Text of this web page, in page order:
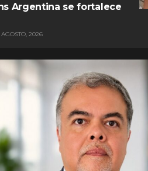
Argentina se fortalece
2026